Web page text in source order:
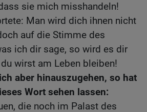
sie mich misshandeln!
Man wird dich ihnen nicht
auf die Stimme des
ich dir sage, so wird es dir
wirst am Leben bleiben!
aber hinauszugehen, so hat
Wort sehen lassen:
die noch im Palast des